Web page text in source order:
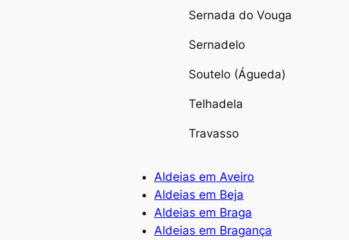
Sernada do Vouga
Sernadelo
Soutelo (Águeda)
Telhadela
Travasso
Aldeias em Aveiro
Aldeias em Beja
Aldeias em Braga
Aldeias em Bragança